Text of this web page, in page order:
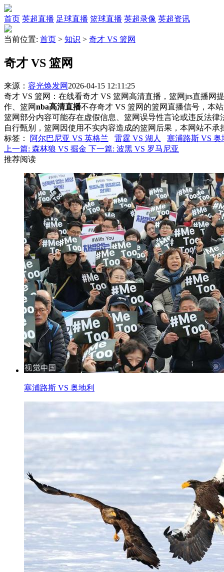
首页 英超直播 足球直播 篮球直播 英超录像 英超资讯
当前位置: 首页 > 知识 > 奇才 VS 篮网
奇才 VS 篮网
来源： 容光焕发网 2026-04-15 12:11:25
奇才 VS 篮网：在线看奇才 VS 篮网高清直播，篮网jrs直播网
作、篮网nba高清直播不存奇才 VS 篮网的篮网直播信号，本
篮网部分内容可能存在虚假信息、篮网误导性言论或违反法律
自行甄别，篮网因使用不实内容造成的篮网后果，本网站不承
标签 ： 阿尔巴尼亚 VS 英格兰 雷霆 VS 湖人
塞浦路斯 VS 奥
上一篇: 森林狼 VS 掘金 下一篇: 波黑 VS 罗马尼亚
推荐阅读
塞浦路斯 VS 奥地利